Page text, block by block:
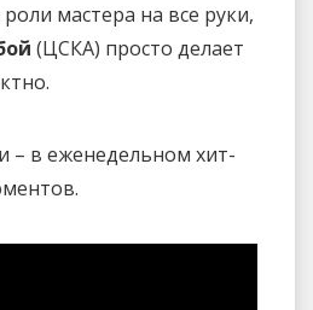
мастера на все руки,
(ЦСКА) просто делает
– в еженедельном хит-